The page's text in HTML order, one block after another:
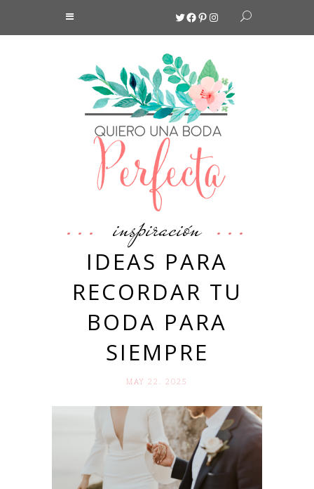
Twitter
Facebook
Pinterest
Instagram
inspiración
IDEAS PARA
RECORDAR TU
BODA PARA
SIEMPRE
MAY 22. 2025